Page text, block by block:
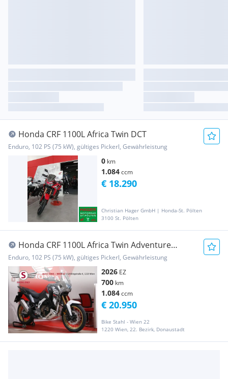
Honda CRF 1100L Africa Twin DCT
Enduro, 102 PS (75 kW), gültiges Pickerl, Gewährleistung
0 km
1.084ccm
Christian Hager GmbH | Honda-St. Pölten
3100 St. Pölten
€ 18.290
Honda CRF 1100L Africa Twin Adventure
Sports DCT ES
Enduro, 102 PS (75 kW), gültiges Pickerl, Gewährleistung
2026 EZ
700 km
1.084ccm
Bike Stahl - Wien 22
1220 Wien, 22. Bezirk, Donaustadt
€ 20.950